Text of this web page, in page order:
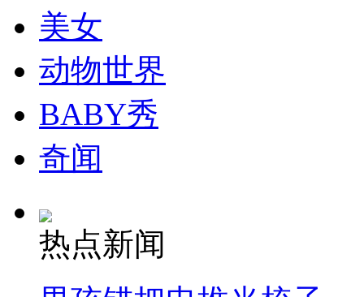
纽约上演“枕头大战”
司机酒驾遇交警 急速倒车逃窜
美女
动物世界
BABY秀
奇闻
热点新闻